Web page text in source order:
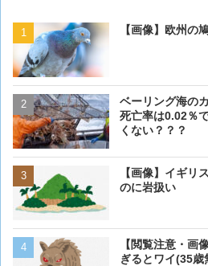
【画像】欧州の
ベーリング海の
死亡率は0.02％
くない？？？
【画像】イギリ
のに岩扱い
【閲覧注意・画
ぎるとワイ(35